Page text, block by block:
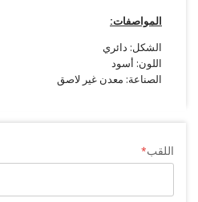
المواصفات:
الشكل: دائري
اللون: أسود
الصناعة: معدن غير لاصق
اللقب